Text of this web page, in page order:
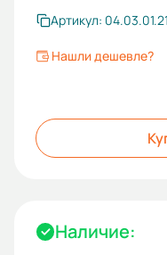
Артикул:
Нашли дешевле?
Наличие: